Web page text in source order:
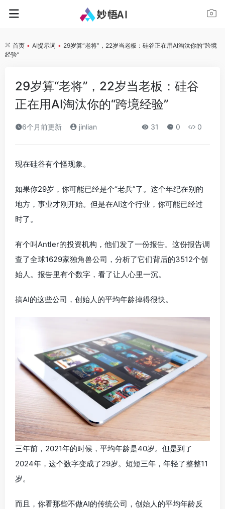
首页 • AI提示词 • 29岁算“老将”，22岁当老板：硅谷正在用AI淘汰你的“跨境
经验”
29岁算“老将”，22岁当老板：硅谷
正在用AI淘汰你的“跨境经验”
6个月前更新 jinlian 31 0 0
现在硅谷有个怪现象。
如果你29岁，你可能已经是个“老兵”了。这个年纪在别的
地方，事业才刚开始。但是在AI这个行业，你可能已经过
时了。
有个叫Antler的投资机构，他们发了一份报告。这份报告调
查了全球1629家独角兽公司，分析了它们背后的3512个创
始人。报告里有个数字，看了让人心里一沉。
搞AI的这些公司，创始人的平均年龄掉得很快。
三年前，2021年的时候，平均年龄是40岁。但是到了
2024年，这个数字变成了29岁。短短三年，年轻了整整11
岁。
而且，你看那些不做AI的传统公司，创始人的平均年龄反